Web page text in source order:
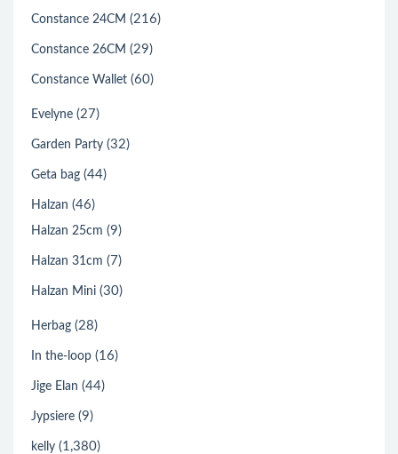
Constance 24CM (216)
Constance 26CM (29)
Constance Wallet (60)
Evelyne (27)
Garden Party (32)
Geta bag (44)
Halzan (46)
Halzan 25cm (9)
Halzan 31cm (7)
Halzan Mini (30)
Herbag (28)
In the-loop (16)
Jige Elan (44)
Jypsiere (9)
kelly (1,380)